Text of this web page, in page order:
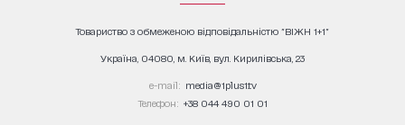
Товариство з обмеженою відповідальністю "ВІЖН 1+1"
Україна, 04080, м. Київ, вул. Кирилівська, 23
е-mail: media@1plus1.tv
Телефон: +38 044 490 01 01